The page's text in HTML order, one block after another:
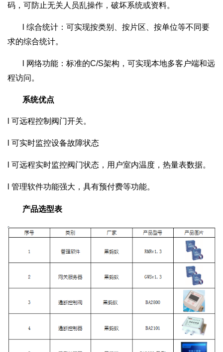
码，可防止无关人员乱操作，破坏系统或资料。
l 综合统计：可实现按类别、按片区、按单位等不同要
求的综合统计。
l 网络功能：标准的C/S架构，可实现本地多客户端和远
程访问。
系统优点
l 可远程控制阀门开关。
l 可实时监控设备故障状态
l 可远程实时监控阀门状态，用户室内温度，热量表数据。
l 管理软件功能强大，具有预付费等功能。
产品选型表